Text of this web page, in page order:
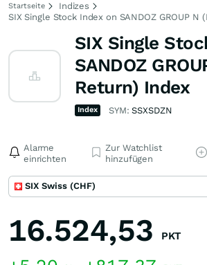
Startseite
Indizes
SIX Single Stock Index on SANDOZ GROUP N
SIX Single
SANDOZ
Return) Index
Index SYM:SSXSDZN
Alarme
einrichten
Zur Watchlist
hinzufügen
SIX Swiss (CHF)
16.524,53 PKT